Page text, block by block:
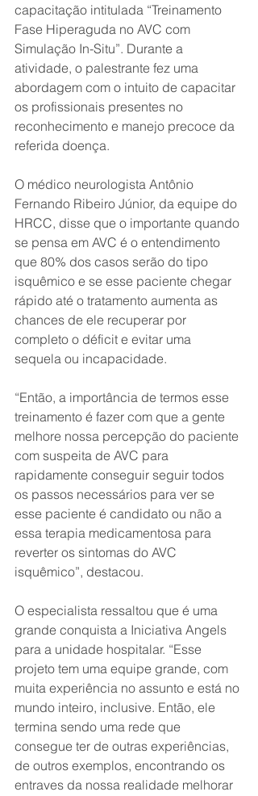
capacitação intitulada “Treinamento
Fase Hiperaguda no AVC com
Simulação In-Situ”. Durante a
atividade, o palestrante fez uma
abordagem com o intuito de capacitar
os profissionais presentes no
reconhecimento e manejo precoce da
referida doença.
O médico neurologista Antônio
Fernando Ribeiro Júnior, da equipe do
HRCC, disse que o importante quando
se pensa em AVC é o entendimento
que 80% dos casos serão do tipo
isquêmico e se esse paciente chegar
rápido até o tratamento aumenta as
chances de ele recuperar por
completo o déficit e evitar uma
sequela ou incapacidade.
“Então, a importância de termos esse
treinamento é fazer com que a gente
melhore nossa percepção do paciente
com suspeita de AVC para
rapidamente conseguir seguir todos
os passos necessários para ver se
esse paciente é candidato ou não a
essa terapia medicamentosa para
reverter os sintomas do AVC
isquêmico”, destacou.
O especialista ressaltou que é uma
grande conquista a Iniciativa Angels
para a unidade hospitalar. “Esse
projeto tem uma equipe grande, com
muita experiência no assunto e está no
mundo inteiro, inclusive. Então, ele
termina sendo uma rede que
consegue ter de outras experiências,
de outros exemplos, encontrando os
entraves da nossa realidade melhorar